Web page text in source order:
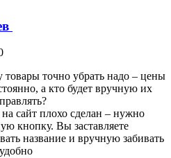
точно убрать надо – цены
а кто будет вручную их
сайт плохо сделан – нужно
кнопку. Вы заставляете
название и вручную забивать